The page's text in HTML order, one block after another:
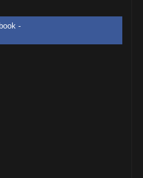
Facebook -